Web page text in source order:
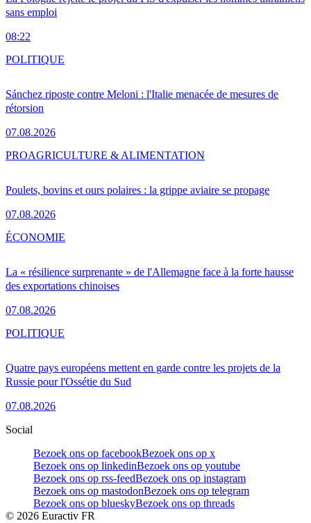
sans emploi
08:22
Sánchez riposte contre Meloni : l'Italie menacée de mesures de
rétorsion
07.08.2026
POLITIQUE
Poulets, bovins et ours polaires : la grippe aviaire se propage
07.08.2026
PROAGRICULTURE & ALIMENTATION
La « résilience surprenante » de l'Allemagne face à la forte hausse
des exportations chinoises
07.08.2026
ÉCONOMIE
Quatre pays européens mettent en garde contre les projets de la
Russie pour l'Ossétie du Sud
07.08.2026
POLITIQUE
Social
Bezoek ons op facebookBezoek ons op x
Bezoek ons op linkedinBezoek ons op youtube
Bezoek ons op rss-feedBezoek ons op instagram
Bezoek ons op mastodonBezoek ons op telegram
Bezoek ons op blueskyBezoek ons op threads
© 2026 Euractiv FR